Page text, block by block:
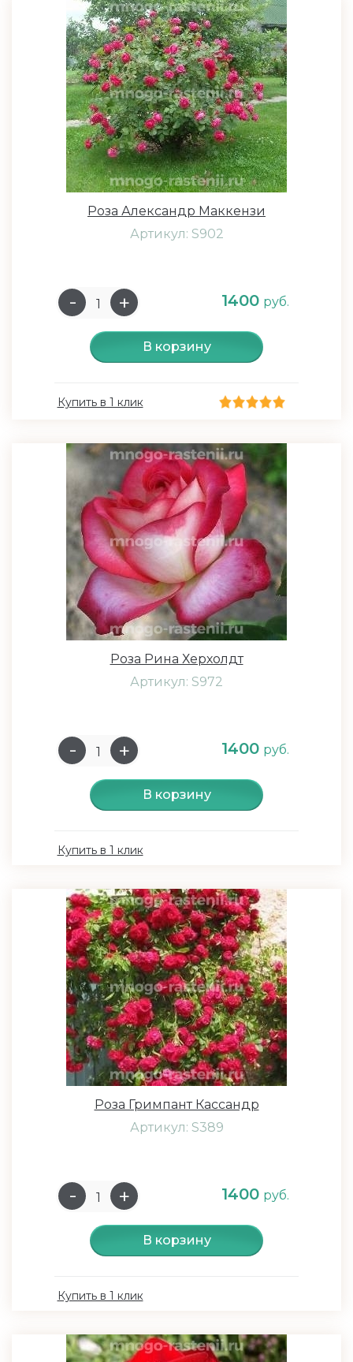
Роза Александр Маккензи
Артикул: S902
1400 руб.
В корзину
Купить в 1 клик
Роза Рина Херхолдт
Артикул: S972
1400 руб.
В корзину
Купить в 1 клик
Роза Гримпант Кассандр
Артикул: S389
1400 руб.
В корзину
Купить в 1 клик